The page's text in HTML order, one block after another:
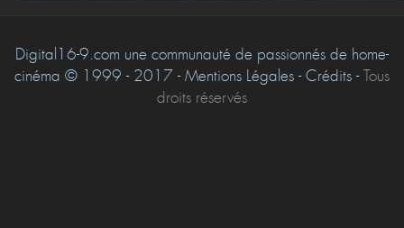
Digital16-9.com une communauté de passionnés de home-
cinéma © 1999 - 2017 - Mentions Légales - Crédits -Tous
droits réservés